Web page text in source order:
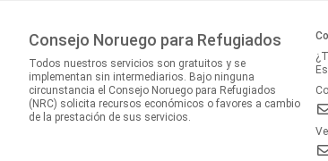
Consejo Noruego para Refugiados
Todos nuestros servicios son gratuitos y se
implementan sin intermediarios. Bajo ninguna
circunstancia el Consejo Noruego para Refugiados
(NRC) solicita recursos económicos o favores a cambio
de la prestación de sus servicios.